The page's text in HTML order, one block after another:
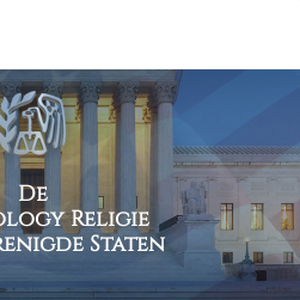
De
Religie
Staten